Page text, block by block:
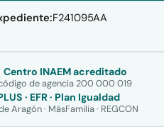
F241095AA
Centro INAEM acreditado
de agencia 200 000 019
· EFR · Plan Igualdad
Aragón · MásFamilia · REGCON